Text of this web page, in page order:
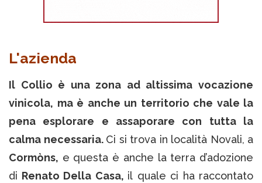
L'azienda
Il Collio è una zona ad altissima vocazione
vinicola, ma è anche un territorio che vale la
pena esplorare e assaporare con tutta la
calma necessaria. Ci si trova in località Novali, a
Cormòns, e questa è anche la terra d’adozione
di Renato Della Casa, il quale ci ha raccontato